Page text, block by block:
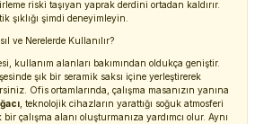
riski taşıyan yaprak derdini ortadan kaldırır.
şıklığı şimdi deneyimleyin.
ve Nerelerde Kullanılır?
kullanım alanları bakımından oldukça geniştir.
şık bir seramik saksı içine yerleştirerek
Ofis ortamlarında, çalışma masanızın yanına
, teknolojik cihazların yarattığı soğuk atmosferi
çalışma alanı oluşturmanıza yardımcı olur. Aynı